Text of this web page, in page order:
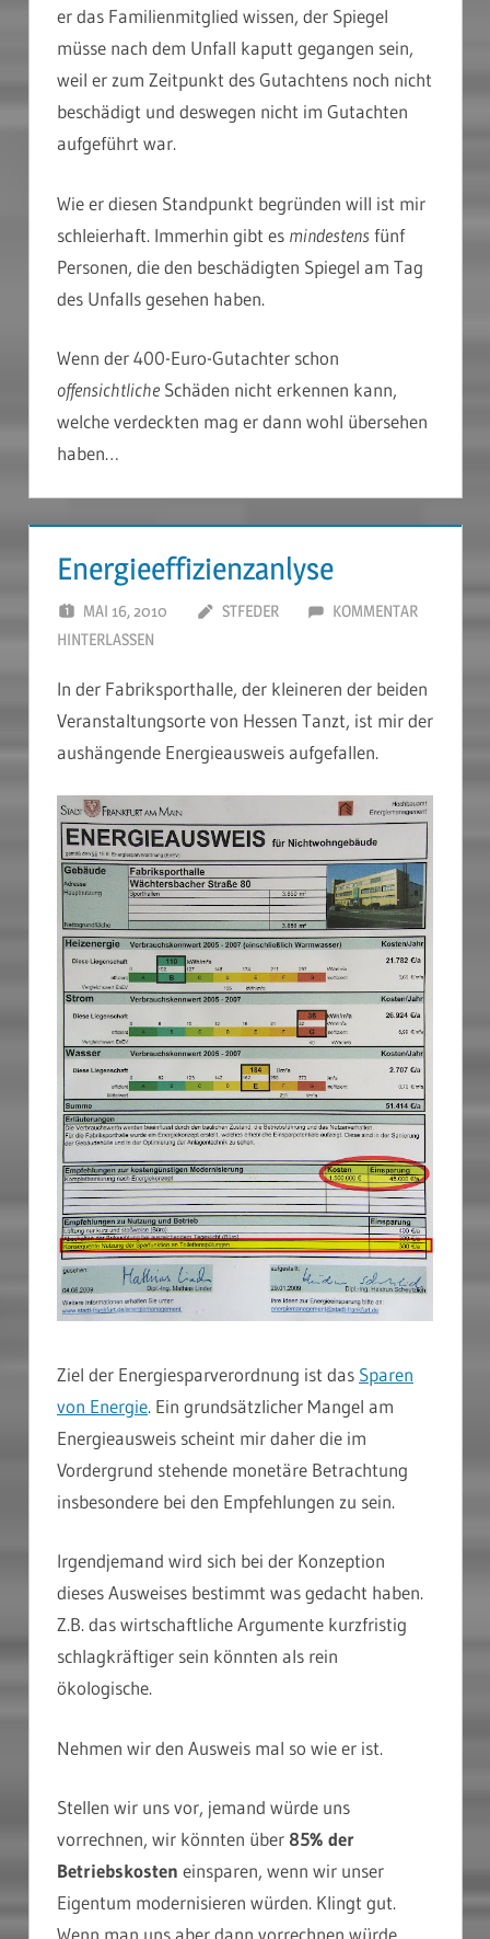
er das Familienmitglied wissen, der Spiegel
müsse nach dem Unfall kaputt gegangen sein,
weil er zum Zeitpunkt des Gutachtens noch nicht
beschädigt und deswegen nicht im Gutachten
aufgeführt war.
Wie er diesen Standpunkt begründen will ist mir
schleierhaft. Immerhin gibt es mindestens fünf
Personen, die den beschädigten Spiegel am Tag
des Unfalls gesehen haben.
Wenn der 400-Euro-Gutachter schon
offensichtlicheSchäden nicht erkennen kann,
welche verdeckten mag er dann wohl übersehen
haben…
Energieeffizienzanlyse
MAI 16, 2010 STFEDER
KOMMENTAR
HINTERLASSEN
In der Fabriksporthalle, der kleineren der beiden
Veranstaltungsorte von Hessen Tanzt, ist mir der
aushängende Energieausweis aufgefallen.
Ziel der Energiesparverordnung ist das Sparen
von Energie. Ein grundsätzlicher Mangel am
Energieausweis scheint mir daher die im
Vordergrund stehende monetäre Betrachtung
insbesondere bei den Empfehlungen zu sein.
Irgendjemand wird sich bei der Konzeption
dieses Ausweises bestimmt was gedacht haben.
Z.B. das wirtschaftliche Argumente kurzfristig
schlagkräftiger sein könnten als rein
ökologische.
Nehmen wir den Ausweis mal so wie er ist.
Stellen wir uns vor, jemand würde uns
vorrechnen, wir könnten über 85% der
Betriebskosten einsparen, wenn wir unser
Eigentum modernisieren würden. Klingt gut.